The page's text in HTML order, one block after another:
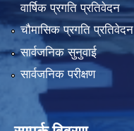
वार्षिक प्रगति प्रतिवेदन
चौमासिक प्रगति प्रतिवेदन
सार्वजनिक सुनुवाई
सार्वजनिक परीक्षण